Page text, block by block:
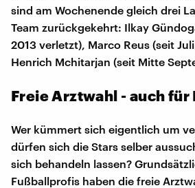
sind am Wochenende gleich drei
Team zurückgekehrt: Ilkay
2013 verletzt), Marco Reus (seit
Henrich Mchitarjan (seit Mitte
Freie Arztwahl - auch für
Wer kümmert sich eigentlich um
dürfen sich die Stars selber
sich behandeln lassen?
Fußballprofis haben die freie